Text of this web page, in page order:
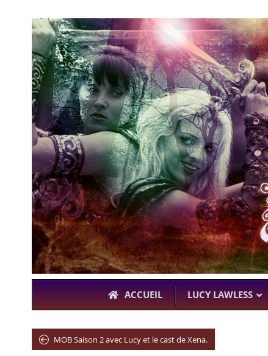
ACCUEIL LUCY LAWLESS
MOB Saison 2 avec Lucy et le cast de Xena.